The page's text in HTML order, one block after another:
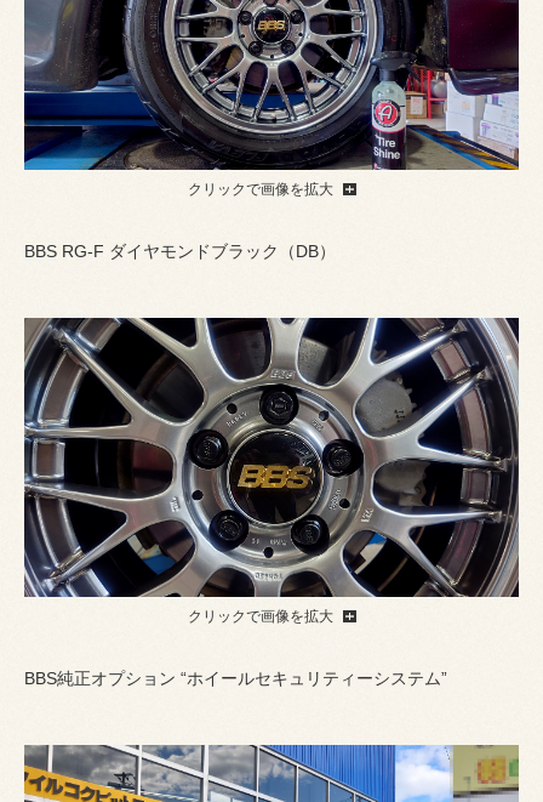
クリックで画像を拡大
BBS RG-F ダイヤモンドブラック（DB）
クリックで画像を拡大
BBS純正オプション “ホイールセキュリティーシステム”